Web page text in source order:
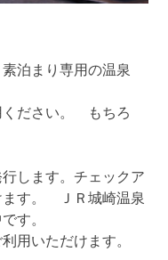
泊まり専用の温泉
ください。 もちろ
します。チェックア
ます。 ＪＲ城崎温泉
す。
用いただけます。